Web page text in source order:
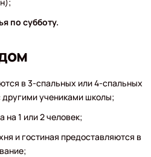
по субботу.
в 3-спальных или 4-спальных
другими учениками школы;
на 1 или 2 человек;
и гостиная предоставляются в